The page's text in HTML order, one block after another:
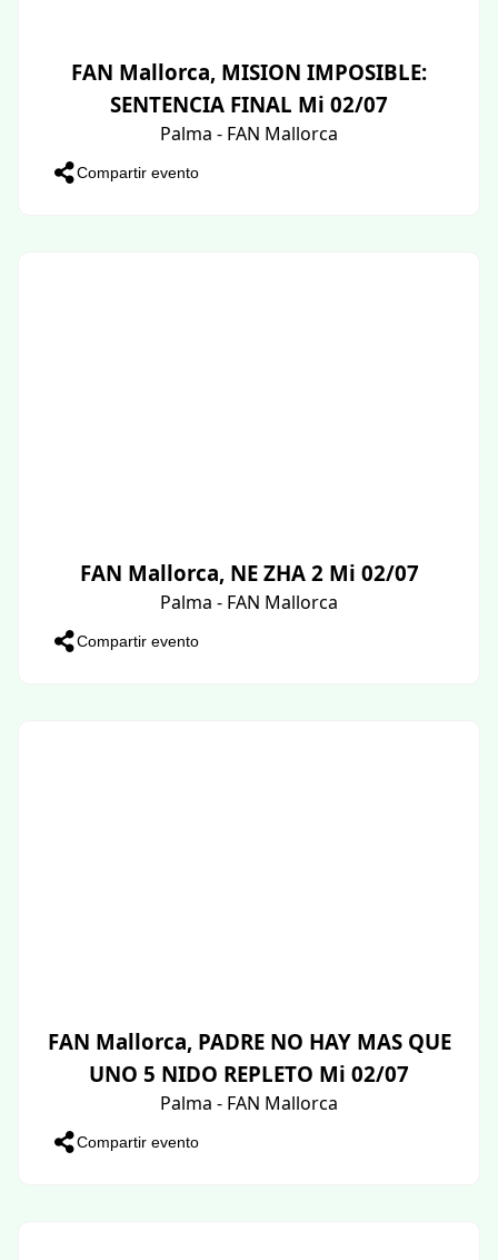
FAN Mallorca, MISION IMPOSIBLE:
SENTENCIA FINAL Mi 02/07
Palma - FAN Mallorca
Compartir evento
FAN Mallorca, NE ZHA 2 Mi 02/07
Palma - FAN Mallorca
Compartir evento
FAN Mallorca, PADRE NO HAY MAS QUE
UNO 5 NIDO REPLETO Mi 02/07
Palma - FAN Mallorca
Compartir evento